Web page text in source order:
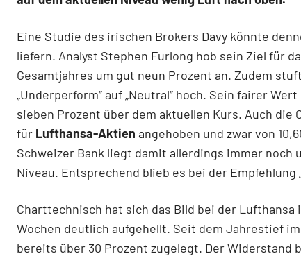
Eine Studie des irischen Brokers Davy könnte
liefern. Analyst Stephen Furlong hob sein Ziel für
Gesamtjahres um gut neun Prozent an. Zudem
„Underperform“ auf „Neutral“ hoch. Sein fairer
sieben Prozent über dem aktuellen Kurs. Auch die
für Lufthansa-Aktien angehoben und zwar von
Schweizer Bank liegt damit allerdings immer noch
Niveau. Entsprechend blieb es bei der Empfehlung
Charttechnisch hat sich das Bild bei der Lufthansa
Wochen deutlich aufgehellt. Seit dem Jahrestief
bereits über 30 Prozent zugelegt. Der Widerstand